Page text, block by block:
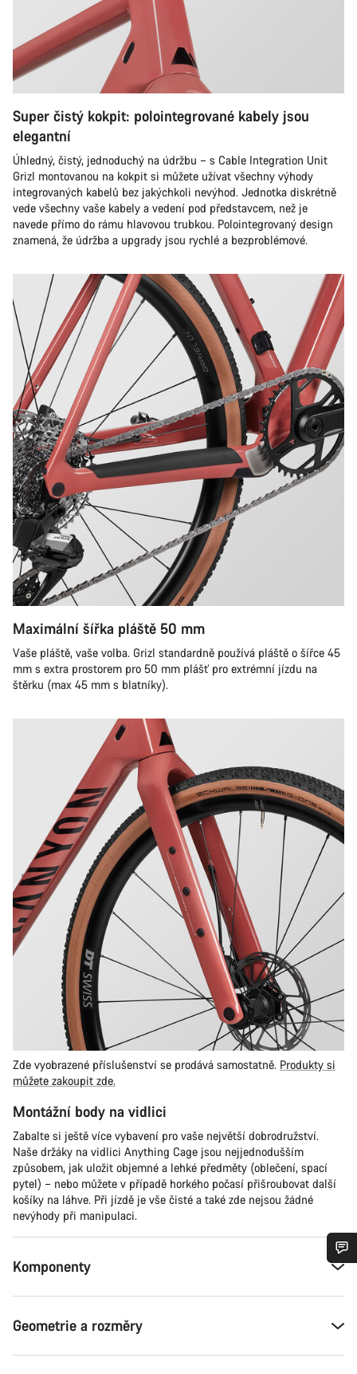
Super čistý kokpit: polointegrované kabely jsou
elegantní
Úhledný, čistý, jednoduchý na údržbu – s Cable Integration Unit
Grizl montovanou na kokpit si můžete užívat všechny výhody
integrovaných kabelů bez jakýchkoli nevýhod. Jednotka diskrétně
vede všechny vaše kabely a vedení pod představcem, než je
navede přímo do rámu hlavovou trubkou. Polointegrovaný design
znamená, že údržba a upgrady jsou rychlé a bezproblémové.
Maximální šířka pláště 50 mm
Vaše pláště, vaše volba. Grizl standardně používá pláště o šířce 45
mm s extra prostorem pro 50 mm plášť pro extrémní jízdu na
štěrku (max 45 mm s blatníky).
Zde vyobrazené příslušenství se prodává samostatně. Produkty si
můžete zakoupit zde.
Montážní body na vidlici
Zabalte si ještě více vybavení pro vaše největší dobrodružství.
Naše držáky na vidlici Anything Cage jsou nejjednodušším
způsobem, jak uložit objemné a lehké předměty (oblečení, spací
pytel) – nebo můžete v případě horkého počasí přišroubovat další
košíky na láhve. Při jízdě je vše čisté a také zde nejsou žádné
nevýhody při manipulaci.
Komponenty
Geometrie a rozměry
Potřebujete pomoc?
Naši odborníci podpory zákazníků čekají, aby mohli
odpovědět na vaše dotazy.